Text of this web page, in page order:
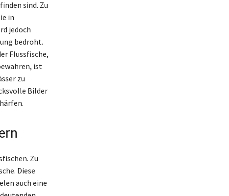
sind. Zu
in
jedoch
bedroht.
Flussfische,
ist
zu
Bilder
Zu
Diese
auch eine